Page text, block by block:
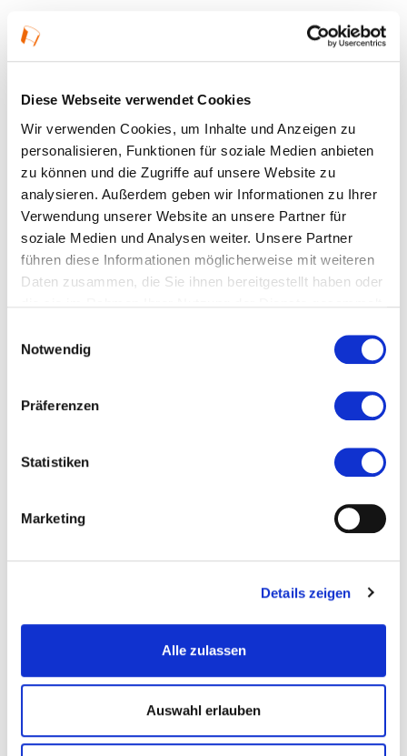
Diese Webseite verwendet Cookies
Wir verwenden Cookies, um Inhalte und Anzeigen zu
personalisieren, Funktionen für soziale Medien anbieten
zu können und die Zugriffe auf unsere Website zu
analysieren. Außerdem geben wir Informationen zu Ihrer
Verwendung unserer Website an unsere Partner für
soziale Medien und Analysen weiter. Unsere Partner
führen diese Informationen möglicherweise mit weiteren
Daten zusammen, die Sie ihnen bereitgestellt haben oder
Notwendig
Präferenzen
Statistiken
Marketing
Details zeigen
Alle zulassen
Auswahl erlauben
Details
05.09.2026, 14:00 Uhr — 15:30 Uhr in Offenbach
am Main
Veranstaltungstyp:Workshop
Kosten und Anmeldung